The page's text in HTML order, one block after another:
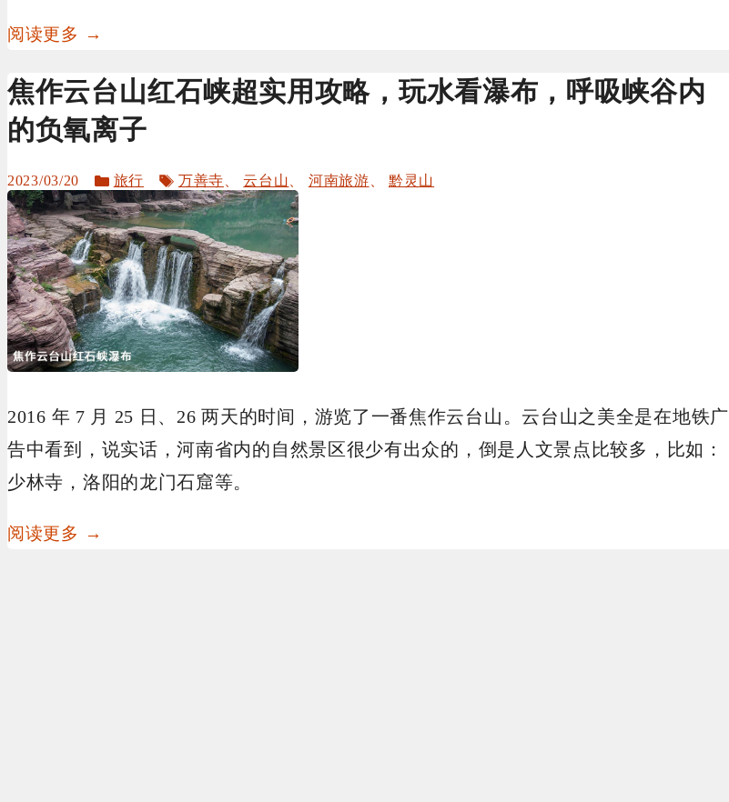
阅读更多 →
焦作云台山红石峡超实用攻略，玩水看瀑布，呼吸峡谷内
的负氧离子
2023/03/20
分
类
旅行
标
签
万善寺 、云台山 河南旅游 、黔灵山
2016 年 7 月 25 日、26 两天的时间，游览了一番焦作云台山。云台山之美全是在地铁广
告中看到，说实话，河南省内的自然景区很少有出众的，倒是人文景点比较多，比如：
少林寺，洛阳的龙门石窟等。
阅读更多 →